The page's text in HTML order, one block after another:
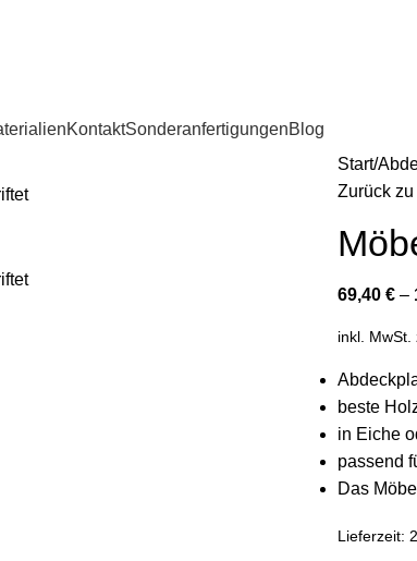
KontaktSonderanfertigungenBlog
Start
Zurück
69,40 €–
inkl. MwSt.
beste
in Eiche
passend
Das
Lieferzeit: